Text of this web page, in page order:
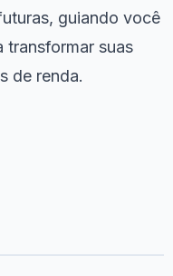
guiando você
transformar suas
de renda.